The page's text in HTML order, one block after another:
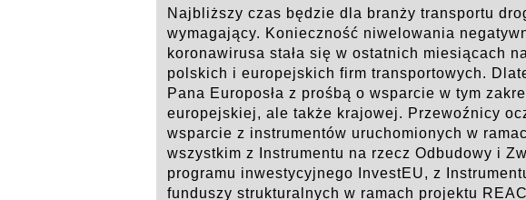
Najbliższy czas będzie dla branży transportu
wymagający. Konieczność niwelowania
koronawirusa stała się w ostatnich miesiącach
polskich i europejskich firm transportowych.
Pana Europosła z prośbą o wsparcie w tym
europejskiej, ale także krajowej. Przewoźnicy
wsparcie z instrumentów uruchomionych w
wszystkim z Instrumentu na rzecz Odbudowy i
programu inwestycyjnego InvestEU, z
funduszy strukturalnych w ramach projektu